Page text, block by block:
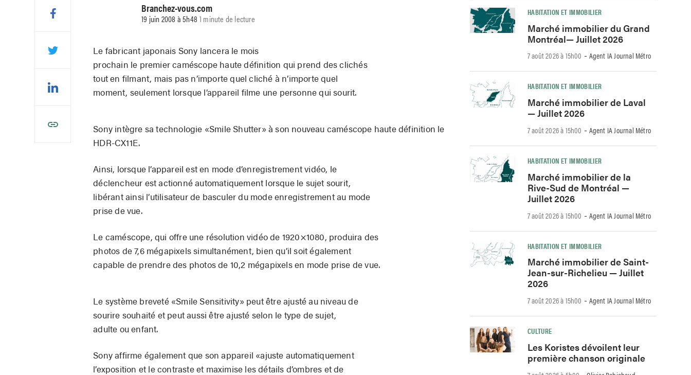
Branchez-vous.com
19 juin 2008 à 5h48 1 minute de lecture
Le fabricant japonais Sony lancera le mois
prochain le premier caméscope haute définition qui prend des clichés
tout en filmant, mais pas n’importe quel cliché à n’importe quel
moment, seulement lorsque l’appareil filme une personne qui sourit.
Sony intègre sa technologie «Smile Shutter» à son nouveau caméscope haute définition le
HDR-CX11E.
Ainsi, lorsque l’appareil est en mode d’enregistrement vidéo, le
déclencheur est actionné automatiquement lorsque le sujet sourit,
libérant ainsi l’utilisateur de basculer du mode enregistrement au mode
prise de vue.
Le caméscope, qui offre une résolution vidéo de 1920×1080, produira des
photos de 7,6 mégapixels simultanément, bien qu’il soit également
capable de prendre des photos de 10,2 mégapixels en mode prise de vue.
Le système breveté «Smile Sensitivity» peut être ajusté au niveau de
sourire souhaité et peut aussi être ajusté selon le type de sujet,
adulte ou enfant.
Sony affirme également que son appareil «ajuste automatiquement
l’exposition et le contraste et maximise les détails d’ombres et de
HABITATION ET IMMOBILIER
Marché immobilier du Grand
Montréal— Juillet 2026
7 août 2026 à 15h00 -Agent IA Journal Métro
HABITATION ET IMMOBILIER
Marché immobilier de Laval
— Juillet 2026
7 août 2026 à 15h00 -Agent IA Journal Métro
HABITATION ET IMMOBILIER
Marché immobilier de la
Rive-Sud de Montréal —
Juillet 2026
7 août 2026 à 15h00 -Agent IA Journal Métro
HABITATION ET IMMOBILIER
Marché immobilier de Saint-
Jean-sur-Richelieu — Juillet
2026
7 août 2026 à 15h00 -Agent IA Journal Métro
CULTURE
Les Koristes dévoilent leur
première chanson originale